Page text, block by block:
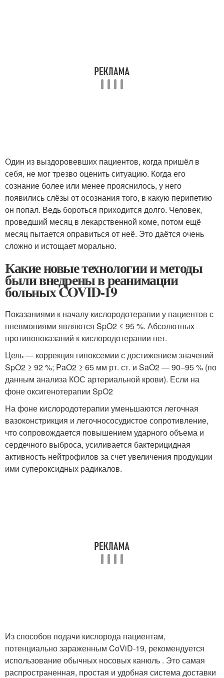
Один из выздоровевших пациентов, когда пришёл в
себя, не мог трезво оценить ситуацию. Когда его
сознание более или менее прояснилось, у него
появились слёзы от осознания того, в какую перипетию
он попал. Ведь бороться приходится долго. Человек,
проведший месяц в лекарственной коме, потом ещё
месяц пытается оправиться от неё. Это даётся очень
сложно и истощает морально.
Какие новые технологии и методы
были внедрены в реанимации
больных COVID-19
Показаниями к началу кислородотерапии у пациентов с
пневмониями являются SpO2 ≤ 95 %. Абсолютных
противопоказаний к кислородотерапии нет.
Цель — коррекция гипоксемии с достижением значений
SpO2 ≥ 92 %; PaO2 ≥ 65 мм рт. ст. и SaO2 — 90–95 % (по
данным анализа КОС артериальной крови). Если на
фоне оксигенотерапии SpO2
На фоне кислородотерапии уменьшаются легочная
вазоконстрикция и легочнососудистое сопротивление,
что сопровождается повышением ударного объема и
сердечного выброса, усиливается бактерицидная
активность нейтрофилов за счет увеличения продукции
ими супероксидных радикалов.
Из способов подачи кислорода пациентам,
потенциально зараженным CoViD-19, рекомендуется
использование обычных носовых канюль . Это самая
распространенная, простая и удобная система доставки